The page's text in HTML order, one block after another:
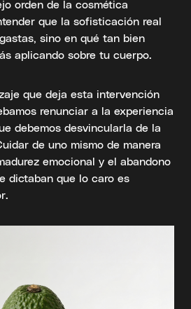
orden de la cosmética
que la sofisticación real
sino en qué tan bien
aplicando sobre tu cuerpo.
que deja esta intervención
renunciar a la experiencia
debemos desvincularla de la
de uno mismo de manera
emocional y el abandono
dictaban que lo caro es